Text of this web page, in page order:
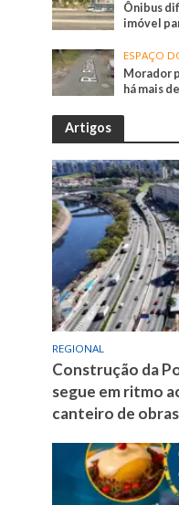
Ônibus
imóvel
ESPAÇO
Morador
há mais
Artigos
REGIONAL
Construção da
segue em ritmo
canteiro de